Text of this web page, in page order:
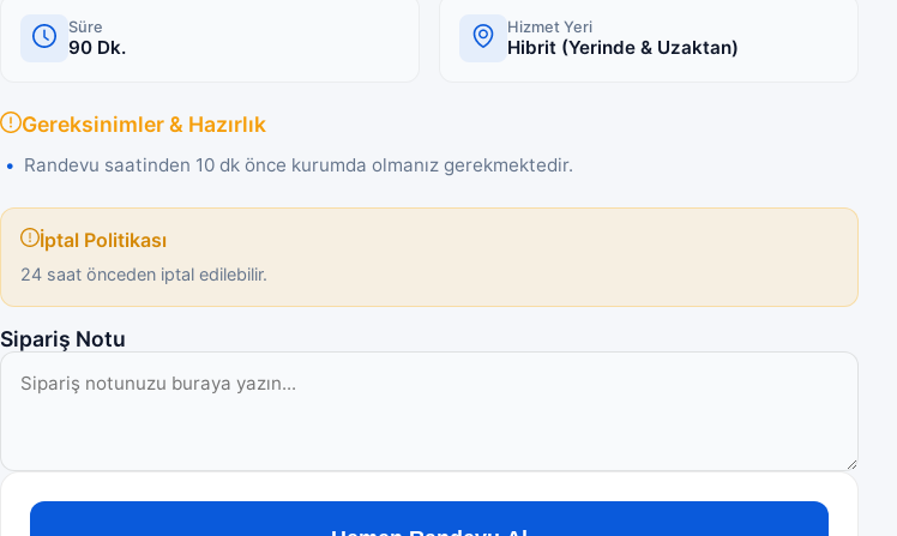
Süre
90 Dk.
Hizmet Yeri
Hibrit (Yerinde & Uzaktan)
Gereksinimler & Hazırlık
Randevu saatinden 10 dk önce kurumda olmanız gerekmektedir.
İptal Politikası
24 saat önceden iptal edilebilir.
Sipariş Notu